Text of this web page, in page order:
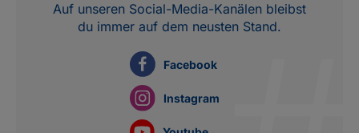
Auf unseren Social-Media-Kanälen bleibst
du immer auf dem neusten Stand.
Facebook
Instagram